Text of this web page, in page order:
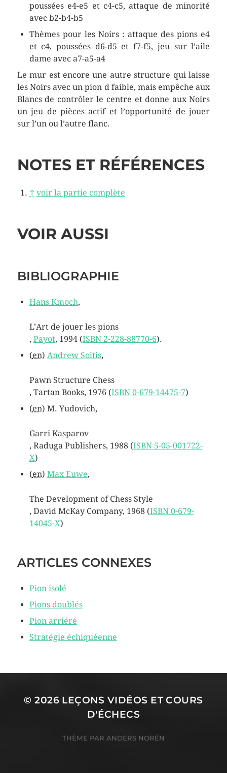
poussées e4-e5 et c4-c5, attaque de minorité
avec b2-b4-b5
Thèmes pour les Noirs : attaque des pions e4
et c4, poussées d6-d5 et f7-f5, jeu sur l’aile
dame avec a7-a5-a4
Le mur est encore une autre structure qui laisse
les Noirs avec un pion d faible, mais empêche aux
Blancs de contrôler le centre et donne aux Noirs
un jeu de pièces actif et l’opportunité de jouer
sur l’un ou l’autre flanc.
NOTES ET RÉFÉRENCES
↑ voir la partie complète
VOIR AUSSI
BIBLIOGRAPHIE
Hans Kmoch,
L’Art de jouer les pions
, Payot, 1994 (ISBN 2-228-88770-6).
(en) Andrew Soltis,
Pawn Structure Chess
, Tartan Books, 1976 (ISBN 0-679-14475-7)
(en) M. Yudovich,
Garri Kasparov
, Raduga Publishers, 1988 (ISBN 5-05-001722-
X)
(en) Max Euwe,
The Development of Chess Style
, David McKay Company, 1968 (ISBN 0-679-
14045-X)
ARTICLES CONNEXES
Pion isolé
Pions doublés
Pion arriéré
Stratégie échiquéenne
© 2026 LEÇONS VIDÉOS ET COURS
D'ÉCHECS
THÈME PAR ANDERS NORÉN